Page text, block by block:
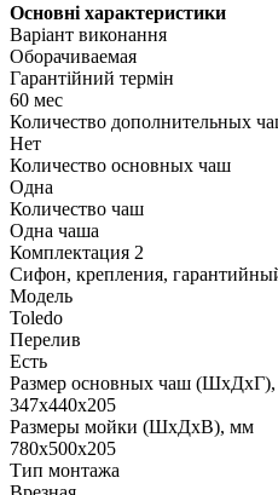
Основні характеристики
Варіант виконання
Оборачиваемая
Гарантійний термін
60 мес
Количество дополнительных
Нет
Количество основных чаш
Одна
Количество чаш
Одна чаша
Комплектация 2
Сифон, крепления,
Модель
Toledo
Перелив
Есть
Размер основных чаш
347x440x205
Размеры мойки (ШхДхВ), мм
780x500x205
Тип монтажа